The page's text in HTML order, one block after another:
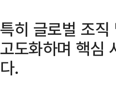
특히 글로벌 조
고도화하며 핵심
다.